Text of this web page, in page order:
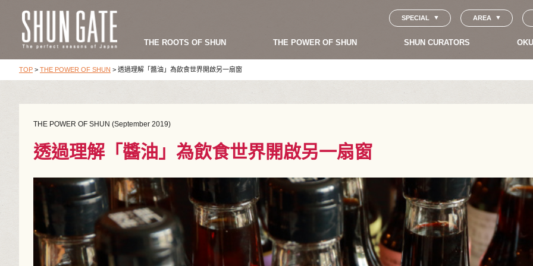
SPECIAL AREA
THE ROOTS OF SHUN THE POWER OF SHUN SHUN CURATORS
TOP > THE POWER OF SHUN > 透過理解「醬油」為飲食世界開啟另一扇窗
THE POWER OF SHUN (September 2019)
透過理解「醬油」為飲食世界開啟另一扇窗